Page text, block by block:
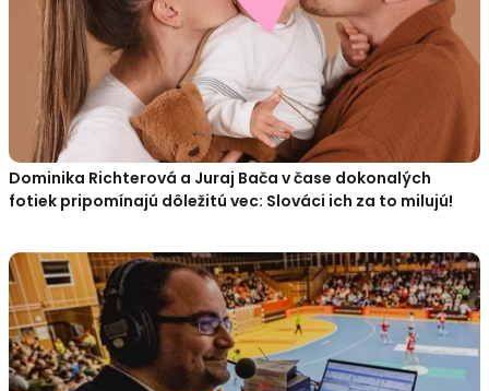
Dominika Richterová a Juraj Bača v čase dokonalých
fotiek pripomínajú dôležitú vec: Slováci ich za to milujú!